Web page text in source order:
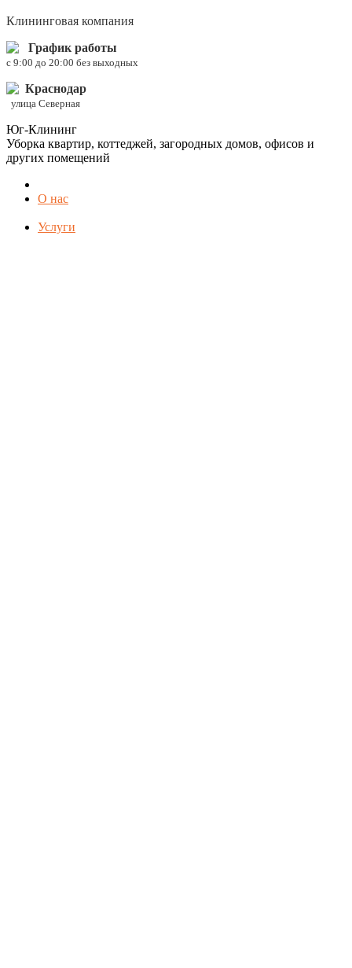
Клининговая компания
График работы
c 9:00 до 20:00 без выходных
Краснодар
улица Северная
Юг-Клининг
Уборка квартир, коттеджей, загородных домов, офисов и
других помещений
О нас
Услуги